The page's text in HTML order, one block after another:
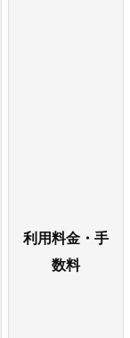
利用料金・手
数料